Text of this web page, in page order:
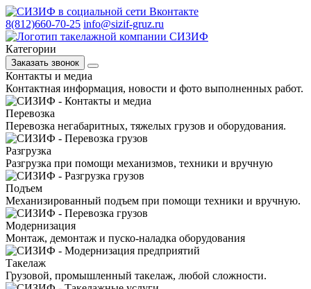
8(812)660-70-25 info@sizif-gruz.ru
Категории
Заказать звонок
Контакты и медиа
Контактная информация, новости и фото выполненных работ.
Перевозка
Перевозка негабаритных, тяжелых грузов и оборудования.
Разгрузка
Разгрузка при помощи механизмов, техники и вручную
Подъем
Механизированный подъем при помощи техники и вручную.
Модернизация
Монтаж, демонтаж и пуско-наладка оборудования
Такелаж
Грузовой, промышленный такелаж, любой сложности.